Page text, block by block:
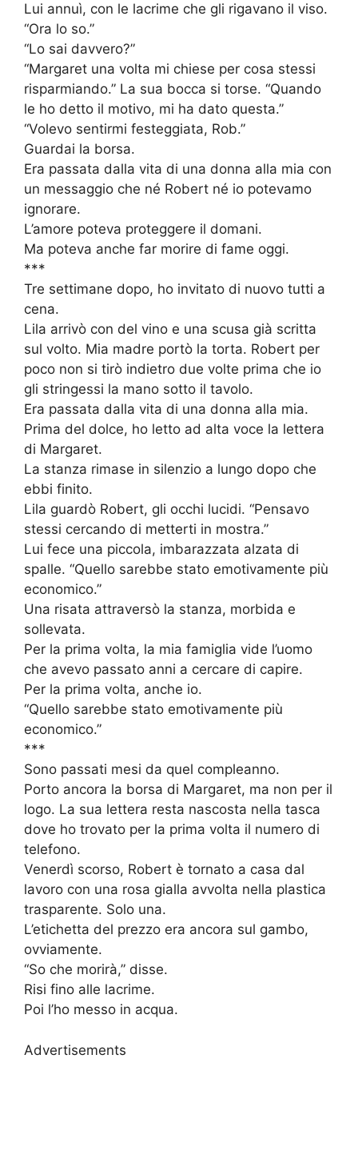
Lui annuì, con le lacrime che gli rigavano il viso.
“Ora lo so.”
“Lo sai davvero?”
“Margaret una volta mi chiese per cosa stessi
risparmiando.” La sua bocca si torse. “Quando
le ho detto il motivo, mi ha dato questa.”
“Volevo sentirmi festeggiata, Rob.”
Guardai la borsa.
Era passata dalla vita di una donna alla mia con
un messaggio che né Robert né io potevamo
ignorare.
L’amore poteva proteggere il domani.
Ma poteva anche far morire di fame oggi.
***
Tre settimane dopo, ho invitato di nuovo tutti a
cena.
Lila arrivò con del vino e una scusa già scritta
sul volto. Mia madre portò la torta. Robert per
poco non si tirò indietro due volte prima che io
gli stringessi la mano sotto il tavolo.
Era passata dalla vita di una donna alla mia.
Prima del dolce, ho letto ad alta voce la lettera
di Margaret.
La stanza rimase in silenzio a lungo dopo che
ebbi finito.
Lila guardò Robert, gli occhi lucidi. “Pensavo
stessi cercando di metterti in mostra.”
Lui fece una piccola, imbarazzata alzata di
spalle. “Quello sarebbe stato emotivamente più
economico.”
Una risata attraversò la stanza, morbida e
sollevata.
Per la prima volta, la mia famiglia vide l’uomo
che avevo passato anni a cercare di capire.
Per la prima volta, anche io.
“Quello sarebbe stato emotivamente più
economico.”
***
Sono passati mesi da quel compleanno.
Porto ancora la borsa di Margaret, ma non per il
logo. La sua lettera resta nascosta nella tasca
dove ho trovato per la prima volta il numero di
telefono.
Venerdì scorso, Robert è tornato a casa dal
lavoro con una rosa gialla avvolta nella plastica
trasparente. Solo una.
L’etichetta del prezzo era ancora sul gambo,
ovviamente.
“So che morirà,” disse.
Risi fino alle lacrime.
Poi l’ho messo in acqua.
Advertisements